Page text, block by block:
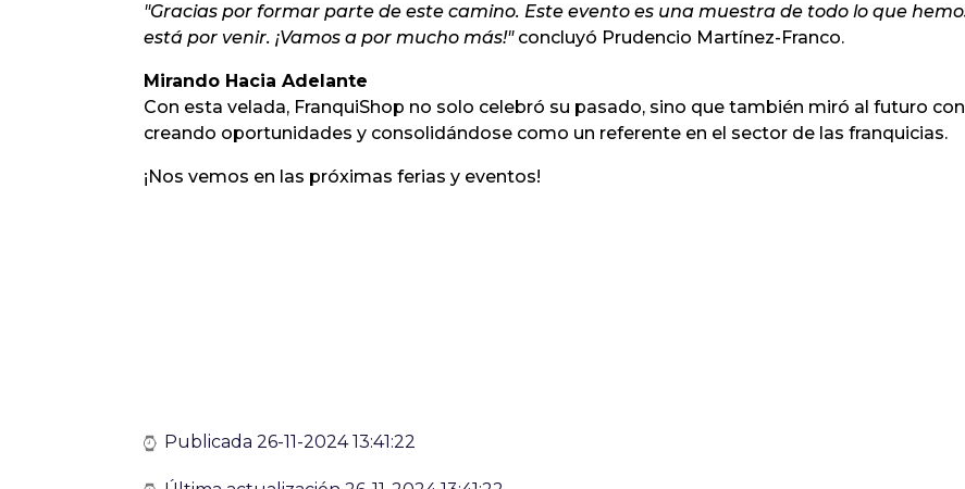
"Gracias por formar parte de este camino. Este evento es una muestra de todo lo que
está por venir. ¡Vamos a por mucho más!"concluyó Prudencio Martínez-Franco.
Mirando Hacia Adelante
Con esta velada, FranquiShop no solo celebró su pasado, sino que también miró al futuro
creando oportunidades y consolidándose como un referente en el sector de las franquicias.
¡Nos vemos en las próximas ferias y eventos!
Publicada 26-11-2024 13:41:22